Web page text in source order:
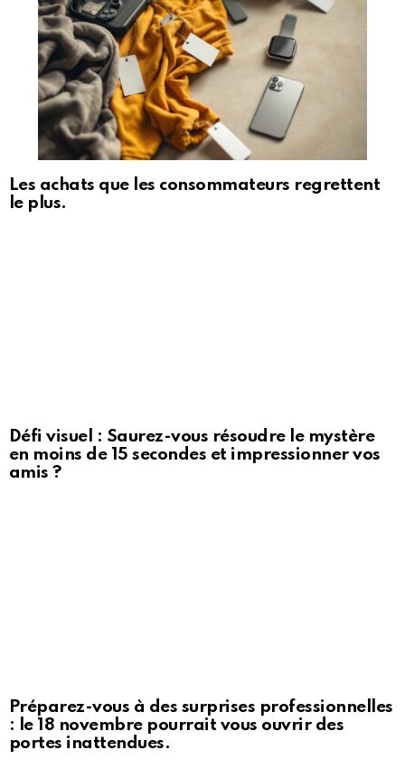
Les achats que les consommateurs regrettent
le plus.
Défi visuel : Saurez-vous résoudre le mystère
en moins de 15 secondes et impressionner vos
amis ?
Préparez-vous à des surprises professionnelles
: le 18 novembre pourrait vous ouvrir des
portes inattendues.